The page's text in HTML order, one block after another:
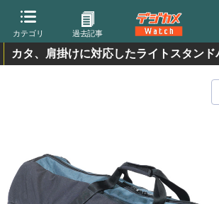
カテゴリ 過去記事
カタ、肩掛けに対応したライトスタンド